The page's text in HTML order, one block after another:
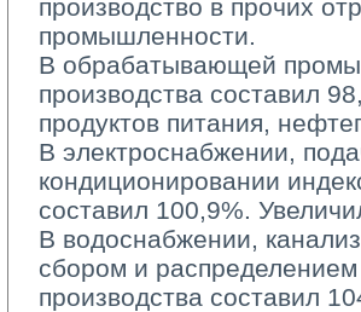
производство в прочих
промышленности.
В обрабатывающей
производства составил
продуктов питания,
В электроснабжении,
кондиционировании
составил 100,9%.
В водоснабжении,
сбором и
производства составил